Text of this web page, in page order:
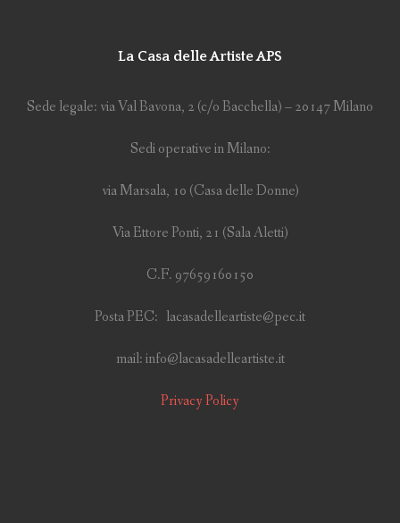
La Casa delle Artiste APS
Sede legale: via Val Bavona, 2 (c/o Bacchella) – 20147 Milano
Sedi operative in Milano:
via Marsala, 10 (Casa delle Donne)
Via Ettore Ponti, 21 (Sala Aletti)
C.F. 97659160150
Posta PEC: lacasadelleartiste@pec.it
mail: info@lacasadelleartiste.it
Privacy Policy